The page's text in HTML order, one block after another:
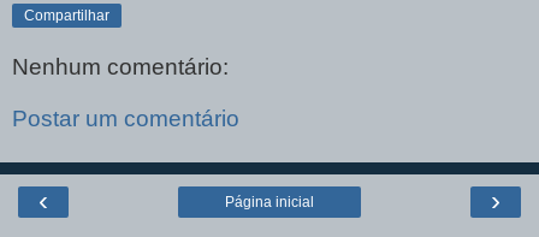
Compartilhar
Nenhum comentário:
Postar um comentário
‹ ›
Página inicial